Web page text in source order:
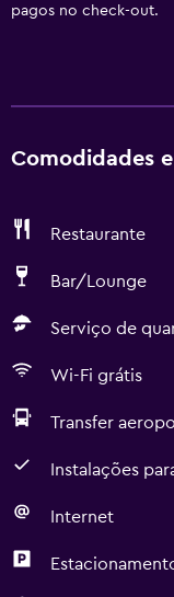
pagos no check-out.
Comodidades
Restaurante
Bar/Lounge
Serviço de
Wi-Fi grátis
Transfer
Instalações
Internet